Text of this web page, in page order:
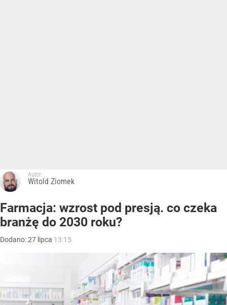
Autor:
Witold Ziomek
Farmacja: wzrost pod presją. co czeka
branżę do 2030 roku?
Dodano:27 lipca 13:15